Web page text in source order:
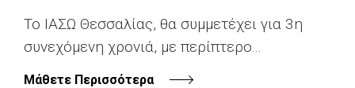
Το ΙΑΣΩ Θεσσαλίας, θα συμμετέχει για 3η
συνεχόμενη χρονιά, με περίπτερο...
Μάθετε Περισσότερα